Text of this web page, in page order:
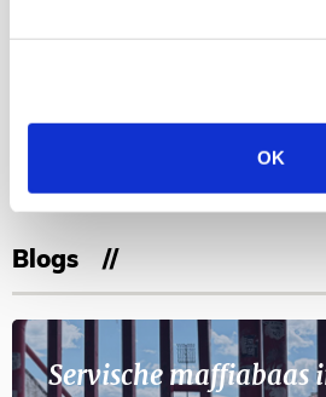
OK
23
11
Blogs
Servische maffiabaas